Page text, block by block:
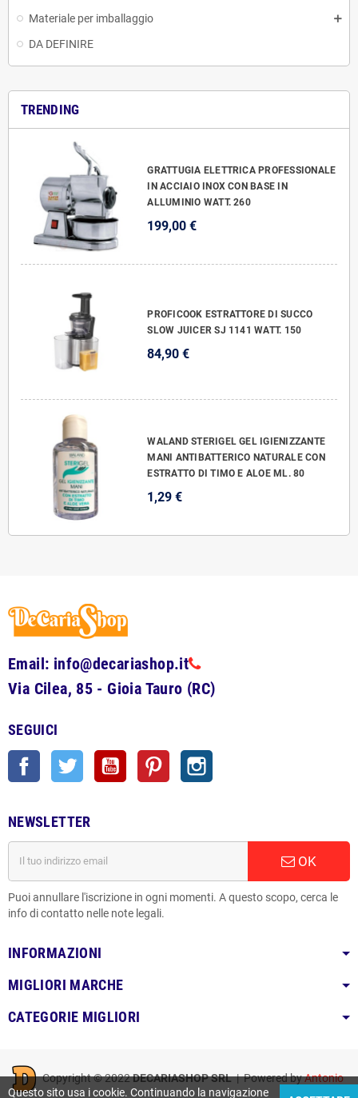
Materiale per imballaggio
DA DEFINIRE
TRENDING
GRATTUGIA ELETTRICA PROFESSIONALE
IN ACCIAIO INOX CON BASE IN
ALLUMINIO WATT. 260
199,00 €
PROFICOOK ESTRATTORE DI SUCCO
SLOW JUICER SJ 1141 WATT. 150
84,90 €
WALAND STERIGEL GEL IGIENIZZANTE
MANI ANTIBATTERICO NATURALE CON
ESTRATTO DI TIMO E ALOE ML. 80
1,29 €
Email: info@decariashop.it
Via Cilea, 85 - Gioia Tauro (RC)
SEGUICI
Facebook Twitter YouTube Pinterest
NEWSLETTER
OK
Puoi annullare l'iscrizione in ogni momenti. A questo scopo, cerca le
info di contatto nelle note legali.
INFORMAZIONI
MIGLIORI MARCHE
CATEGORIE MIGLIORI
Copyright © 2022DECARIASHOP SRL| Powered byAntonio
Questo sito usa i cookie. Continuando la navigazione